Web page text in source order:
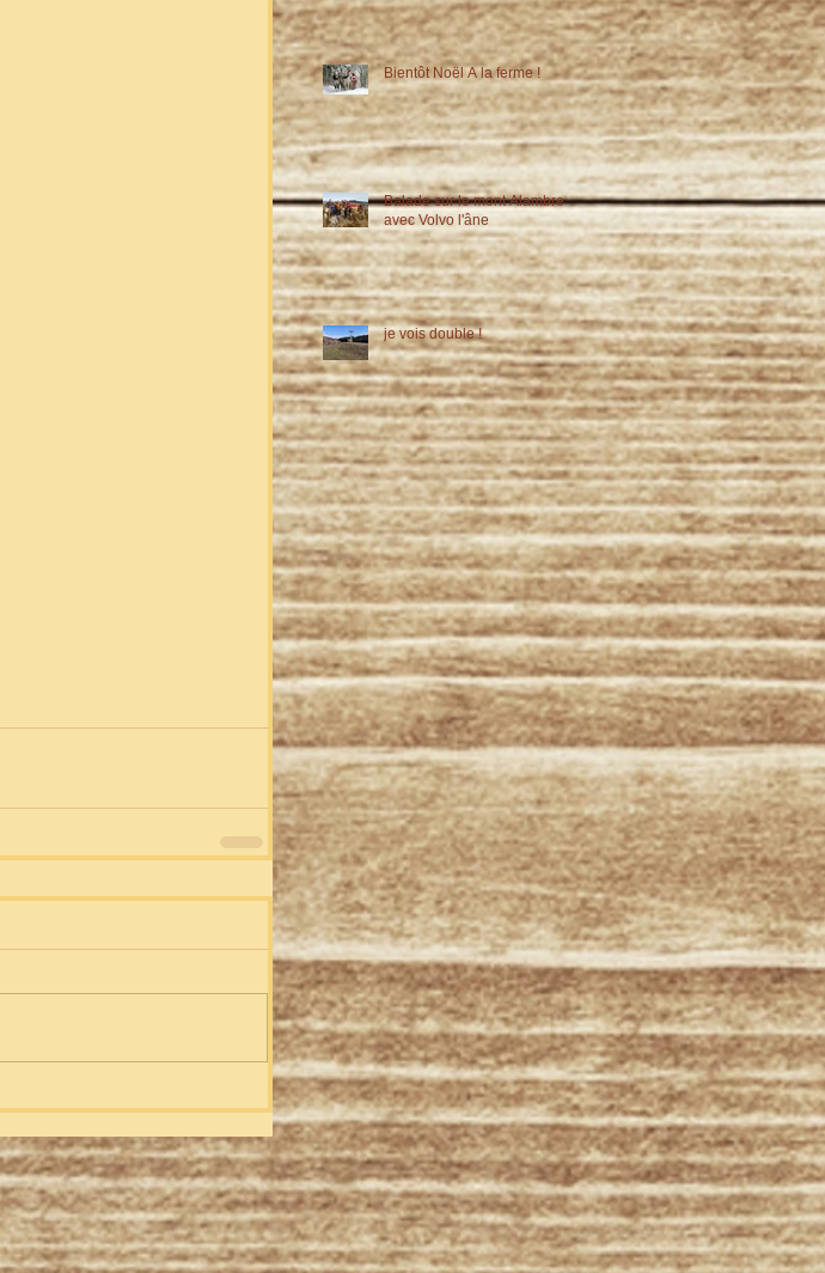
Bientôt Noël A la ferme !
Balade sur le mont Alambre
avec Volvo l'âne
je vois double !